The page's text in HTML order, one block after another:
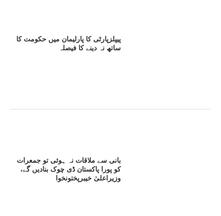
پیپلزپارٹی کا پارلیمان میں حکومت کا
ساتھ نہ دینے کا فیصلہ
بانی سے ملاقات نہ ہوئی تو جمعرات
کو پورا پاکستان ڈی چوک بنادیں گے،
وزیراعلیٰ خیبرپختونخوا